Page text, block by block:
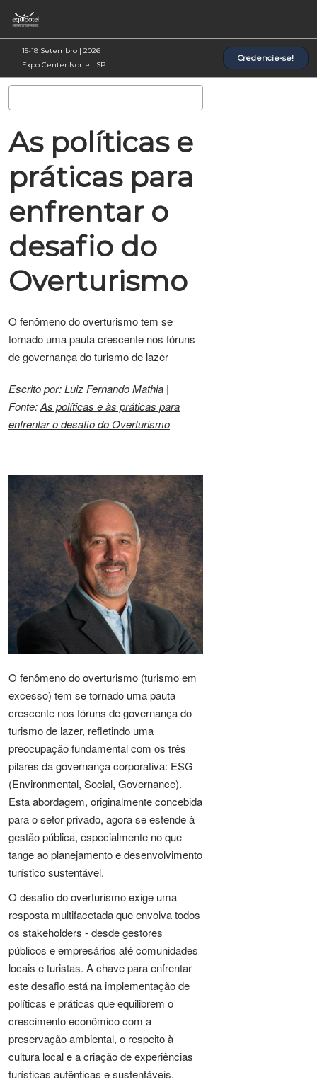
para
o
conteúdo
15-18 Setembro | 2026
Expo Center Norte | SP
Credencie-se!
As políticas e
práticas para
enfrentar o
desafio do
Overturismo
O fenômeno do overturismo tem se
tornado uma pauta crescente nos fóruns
de governança do turismo de lazer
Escrito por: Luiz Fernando Mathia |
Fonte:As políticas e às práticas para
enfrentar o desafio do Overturismo
O fenômeno do overturismo (turismo em
excesso) tem se tornado uma pauta
crescente nos fóruns de governança do
turismo de lazer, refletindo uma
preocupação fundamental com os três
pilares da governança corporativa: ESG
(Environmental, Social, Governance).
Esta abordagem, originalmente concebida
para o setor privado, agora se estende à
gestão pública, especialmente no que
tange ao planejamento e desenvolvimento
turístico sustentável.
O desafio do overturismo exige uma
resposta multifacetada que envolva todos
os stakeholders - desde gestores
públicos e empresários até comunidades
locais e turistas. A chave para enfrentar
este desafio está na implementação de
políticas e práticas que equilibrem o
crescimento econômico com a
preservação ambiental, o respeito à
cultura local e a criação de experiências
turísticas autênticas e sustentáveis.